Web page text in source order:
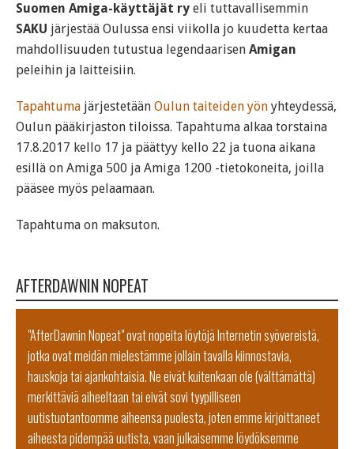
Suomen Amiga-käyttäjät ry eli tuttavallisemmin
SAKU järjestää Oulussa ensi viikolla jo kuudetta kertaa
mahdollisuuden tutustua legendaarisen Amigan
peleihin ja laitteisiin.
Tapahtuma järjestetään Oulun taiteiden yön yhteydessä,
Oulun pääkirjaston tiloissa. Tapahtuma alkaa torstaina
17.8.2017 kello 17 ja päättyy kello 22 ja tuona aikana
esillä on Amiga 500 ja Amiga 1200 -tietokoneita, joilla
pääsee myös pelaamaan.
Tapahtuma on maksuton.
AFTERDAWNIN NOPEAT
"AfterDawnin Nopeat" ovat nopeita löytöjä Internetin syövereistä,
jotka ovat meidän mielestämme jollain tavalla kiinnostavia,
hauskoja tai ajankohtaisia. Ne eivät kuitenkaan ole (välttämättä)
merkittäviä aiheeltaan tai eivät sovi tyypilliseen
uutistuotantoomme aiheensa puolesta, joten emme kirjoittaneet
aiheesta pidempää uutista, vaan julkaisemme löydöksemme